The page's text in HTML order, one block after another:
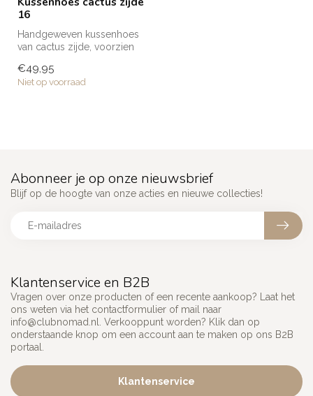
16
Handgeweven kussenhoes
van cactus zijde, voorzien
verkrijgba...
€49,95
Niet op voorraad
Klantenservice en B2B
Vragen over onze producten of een recente aankoop? Laat het
ons weten via het contactformulier of mail naar
info@clubnomad.nl
. Verkooppunt worden? Klik dan op
onderstaande knop om een account aan te maken op ons B2B
portaal.
Klantenservice
Abonneer je op onze nieuwsbrief
Blijf op de hoogte van onze acties en nieuwe collecties!